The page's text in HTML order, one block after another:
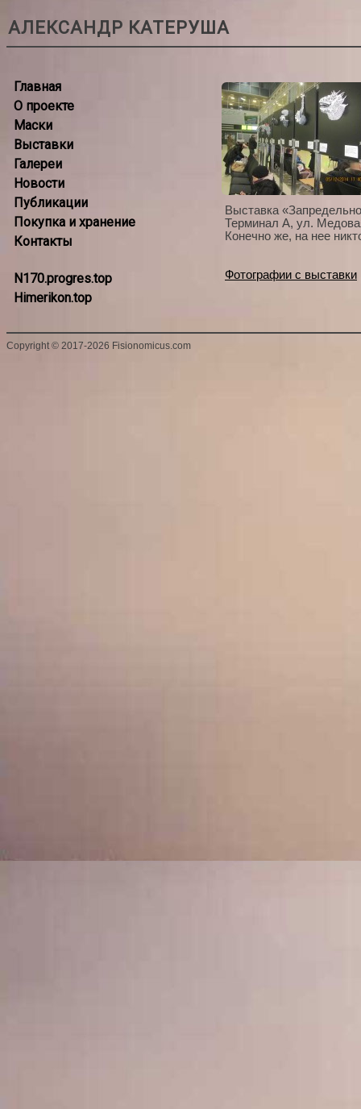
АЛЕКСАНДР КАТЕРУША
Главная
О проекте
Маски
Выставки
Галереи
Новости
Публикации
Покупка и хранение
Контакты
N170.progres.top
Himerikon.top
Выставка
Терминал А, ул.
Конечно же, на нее
Фотографии с выставки
Copyright © 2017-2026 Fisionomicus.com